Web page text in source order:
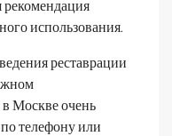
использования.
реставрации
в Москве очень
телефону или